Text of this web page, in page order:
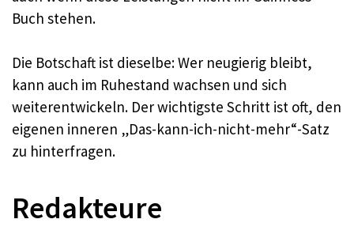
Buch stehen.
Die Botschaft ist dieselbe: Wer neugierig bleibt,
kann auch im Ruhestand wachsen und sich
weiterentwickeln. Der wichtigste Schritt ist oft, den
eigenen inneren „Das-kann-ich-nicht-mehr“-Satz
zu hinterfragen.
Redakteure